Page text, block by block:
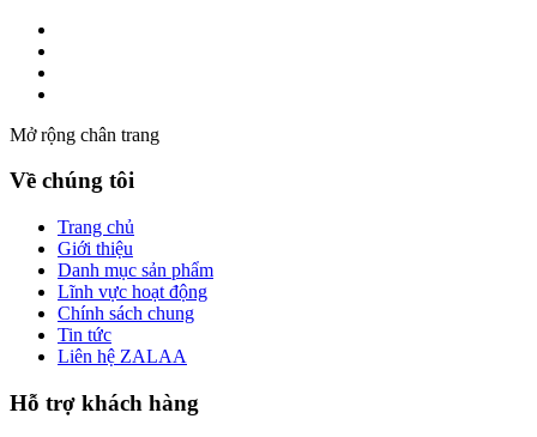
Mở rộng chân trang
Về chúng tôi
Trang chủ
Giới thiệu
Danh mục sản phẩm
Lĩnh vực hoạt động
Chính sách chung
Tin tức
Liên hệ ZALAA
Hỗ trợ khách hàng